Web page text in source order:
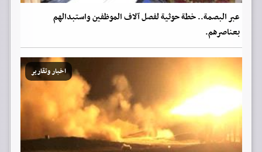
عبر البصمة.. خطة حوثية لفصل آلاف الموظفين واستبدالهم
بعناصرهم.
اخبار وتقارير